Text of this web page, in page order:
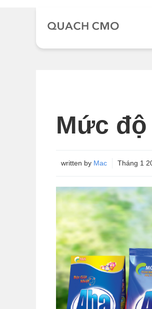
Mức
written by Mac Tháng 1